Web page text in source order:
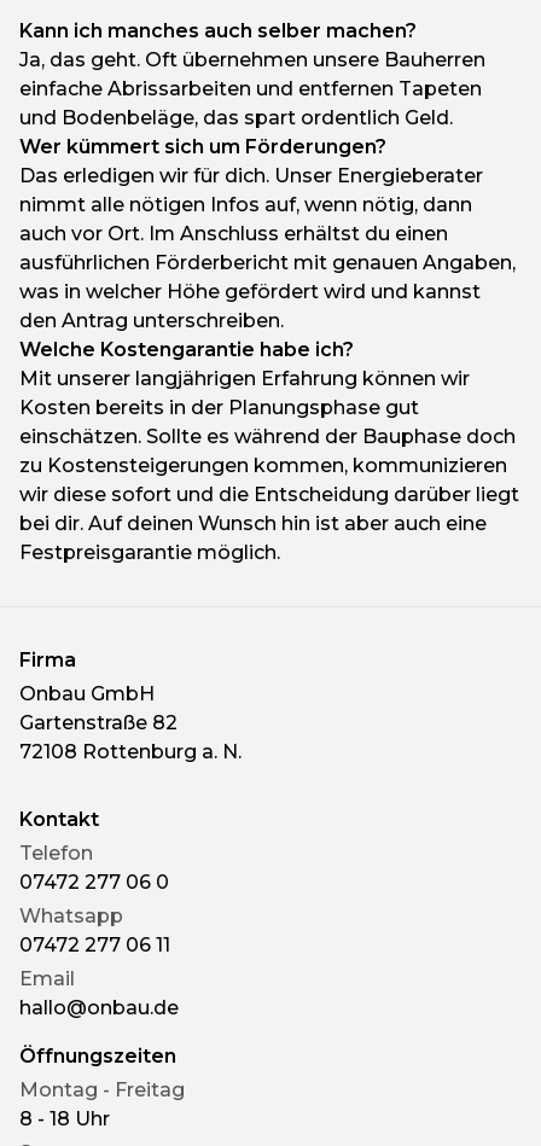
Kann ich manches auch selber machen?
Ja, das geht. Oft übernehmen unsere Bauherren
einfache Abrissarbeiten und entfernen Tapeten
und Bodenbeläge, das spart ordentlich Geld.
Wer kümmert sich um Förderungen?
Das erledigen wir für dich. Unser Energieberater
nimmt alle nötigen Infos auf, wenn nötig, dann
auch vor Ort. Im Anschluss erhältst du einen
ausführlichen Förderbericht mit genauen Angaben,
was in welcher Höhe gefördert wird und kannst
den Antrag unterschreiben.
Welche Kostengarantie habe ich?
Mit unserer langjährigen Erfahrung können wir
Kosten bereits in der Planungsphase gut
einschätzen. Sollte es während der Bauphase doch
zu Kostensteigerungen kommen, kommunizieren
wir diese sofort und die Entscheidung darüber liegt
bei dir. Auf deinen Wunsch hin ist aber auch eine
Festpreisgarantie möglich.
Firma
Onbau GmbH
Gartenstraße 82
72108 Rottenburg a. N.
Kontakt
Telefon
07472 277 06 0
Whatsapp
07472 277 06 11
Email
hallo@onbau.de
Öffnungszeiten
Montag - Freitag
8 - 18 Uhr